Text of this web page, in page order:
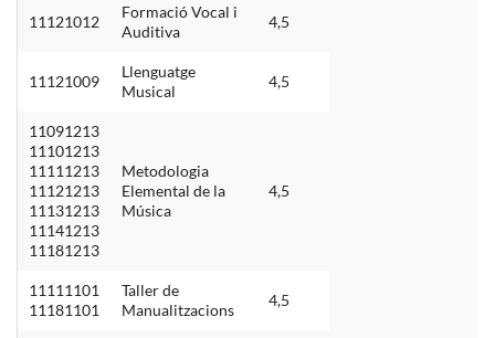
11121012
Formació Vocal i
Auditiva
4,5
11121009
Llenguatge
Musical
4,5
11091213
11101213
11111213
11121213
11131213
11141213
11181213
Metodologia
Elemental de la
Música
4,5
11111101
11181101
Taller de
Manualitzacions
4,5